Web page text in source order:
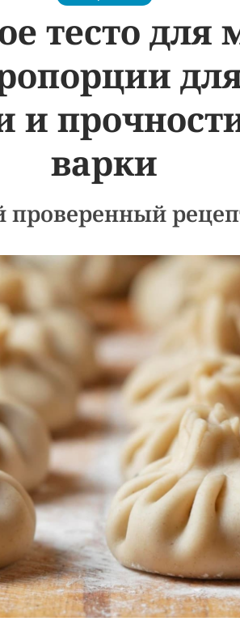
тесто для
и
варки
проверенный